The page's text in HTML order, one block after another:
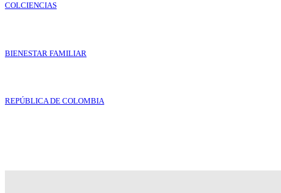
COLCIENCIAS
BIENESTAR FAMILIAR
REPÚBLICA DE COLOMBIA